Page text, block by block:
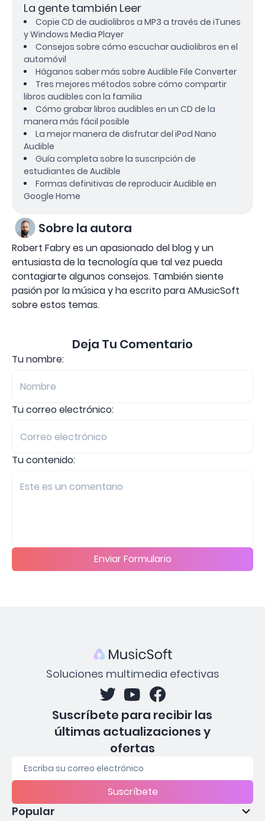
La gente también Leer
Copie CD de audiolibros a MP3 a través de iTunes
y Windows Media Player
Consejos sobre cómo escuchar audiolibros en el
automóvil
Háganos saber más sobre Audible File Converter
Tres mejores métodos sobre cómo compartir
libros audibles con la familia
Cómo grabar libros audibles en un CD de la
manera más fácil posible
La mejor manera de disfrutar del iPod Nano
Audible
Guía completa sobre la suscripción de
estudiantes de Audible
Formas definitivas de reproducir Audible en
Google Home
Sobre la autora
Robert Fabry es un apasionado del blog y un
entusiasta de la tecnología que tal vez pueda
contagiarte algunos consejos. También siente
pasión por la música y ha escrito para AMusicSoft
sobre estos temas.
Deja Tu Comentario
Tu nombre:
Tu correo electrónico:
Tu contenido:
Enviar Formulario
Soluciones multimedia efectivas
Suscríbete para recibir las
últimas actualizaciones y
ofertas
Suscríbete
Popular